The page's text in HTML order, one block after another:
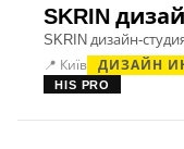
SKRIN
SKRIN дизайн-
📍 Київ ДИЗАЙН
HIS PRO